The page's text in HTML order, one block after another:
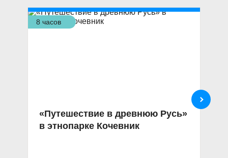
8 часов
«Путешествие в древнюю Русь»
в этнопарке Кочевник